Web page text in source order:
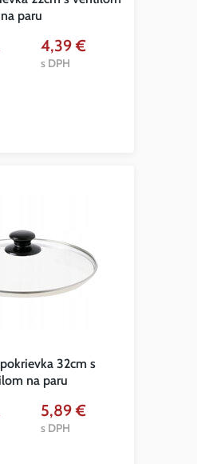
na paru
4,39 €
s DPH
32cm s
na paru
5,89 €
s DPH